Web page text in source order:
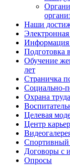
Наши
Подготовка
Обучение
лет
Страничка
Социально-
Охрана
Целевая
Центр
Спортивный
Договоры с
Опросы